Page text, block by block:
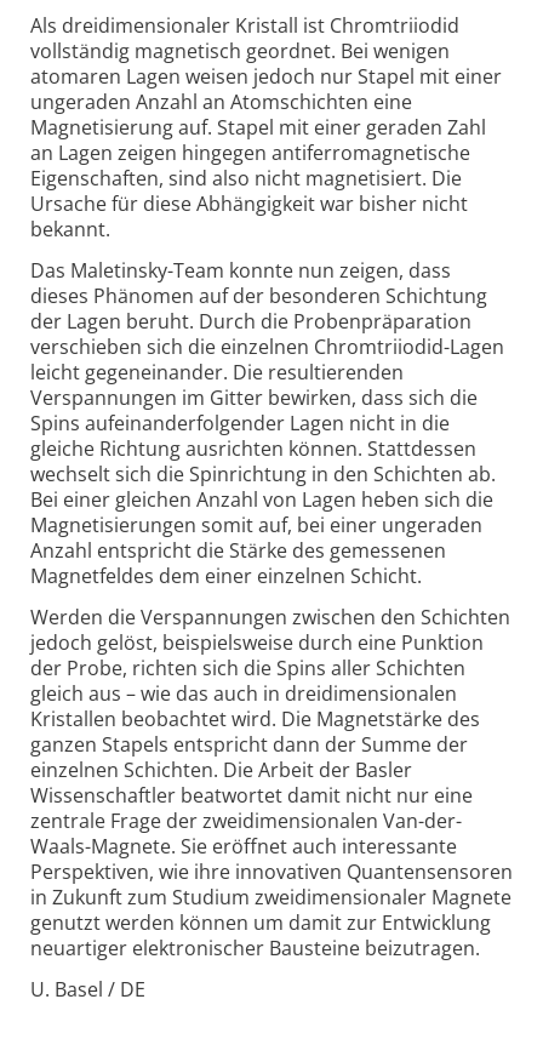
Als dreidimensionaler Kristall ist Chromtriiodid
vollständig magnetisch geordnet. Bei wenigen
atomaren Lagen weisen jedoch nur Stapel mit einer
ungeraden Anzahl an Atomschichten eine
Magnetisierung auf. Stapel mit einer geraden Zahl
an Lagen zeigen hingegen antiferromagnetische
Eigenschaften, sind also nicht magnetisiert. Die
Ursache für diese Abhängigkeit war bisher nicht
bekannt.
Das Maletinsky-Team konnte nun zeigen, dass
dieses Phänomen auf der besonderen Schichtung
der Lagen beruht. Durch die Probenpräparation
verschieben sich die einzelnen Chromtriiodid-Lagen
leicht gegeneinander. Die resultierenden
Verspannungen im Gitter bewirken, dass sich die
Spins aufeinanderfolgender Lagen nicht in die
gleiche Richtung ausrichten können. Stattdessen
wechselt sich die Spinrichtung in den Schichten ab.
Bei einer gleichen Anzahl von Lagen heben sich die
Magnetisierungen somit auf, bei einer ungeraden
Anzahl entspricht die Stärke des gemessenen
Magnetfeldes dem einer einzelnen Schicht.
Werden die Verspannungen zwischen den Schichten
jedoch gelöst, beispielsweise durch eine Punktion
der Probe, richten sich die Spins aller Schichten
gleich aus – wie das auch in dreidimensionalen
Kristallen beobachtet wird. Die Magnetstärke des
ganzen Stapels entspricht dann der Summe der
einzelnen Schichten. Die Arbeit der Basler
Wissenschaftler beatwortet damit nicht nur eine
zentrale Frage der zweidimensionalen Van-der-
Waals-Magnete. Sie eröffnet auch interessante
Perspektiven, wie ihre innovativen Quantensensoren
in Zukunft zum Studium zweidimensionaler Magnete
genutzt werden können um damit zur Entwicklung
neuartiger elektronischer Bausteine beizutragen.
U. Basel / DE